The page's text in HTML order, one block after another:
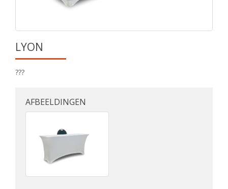
LYON
???
AFBEELDINGEN